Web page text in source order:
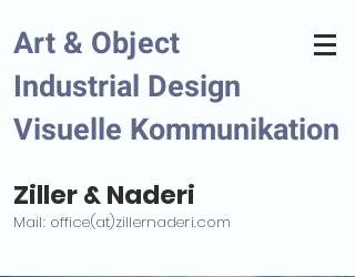
Art & Object
Industrial Design
Visuelle Kommunikation
Ziller & Naderi
Mail: office(at)zillernaderi.com